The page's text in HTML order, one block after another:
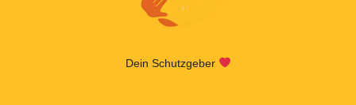
Dein Schutzgeber